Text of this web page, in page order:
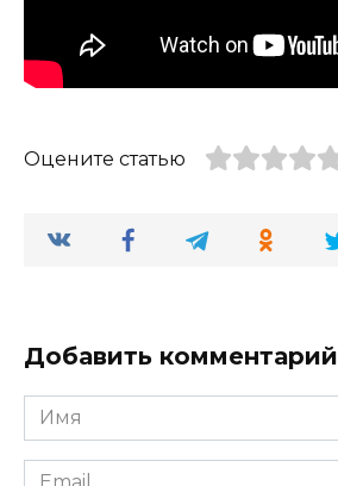
Оцените статью
Добавить комментарий
Имя
*
Email